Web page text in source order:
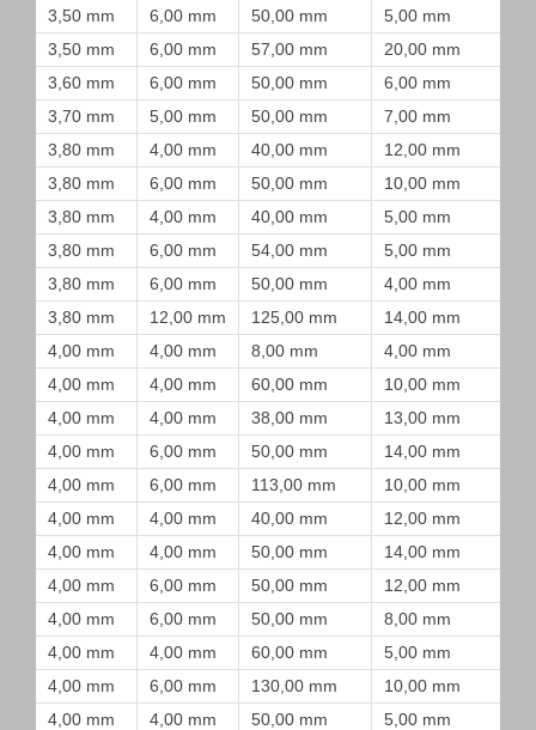
3,50 mm 6,00 mm 50,00 mm
5,00 mm
3,50 mm
6,00 mm 57,00 mm
20,00 mm
3,60 mm
6,00 mm 50,00 mm
6,00 mm
3,70 mm
5,00 mm 50,00 mm
7,00 mm
3,80 mm
4,00 mm 40,00 mm
12,00 mm
3,80 mm
6,00 mm 50,00 mm
10,00 mm
3,80 mm
4,00 mm 40,00 mm
5,00 mm
3,80 mm
6,00 mm 54,00 mm
5,00 mm
3,80 mm
6,00 mm 50,00 mm
4,00 mm
3,80 mm
12,00 mm 125,00 mm
14,00 mm
4,00 mm
4,00 mm 8,00 mm
4,00 mm
4,00 mm
4,00 mm 60,00 mm
10,00 mm
4,00 mm
4,00 mm 38,00 mm
13,00 mm
4,00 mm
6,00 mm 50,00 mm
14,00 mm
4,00 mm
6,00 mm 113,00 mm
10,00 mm
4,00 mm
4,00 mm 40,00 mm
12,00 mm
4,00 mm
4,00 mm 50,00 mm
14,00 mm
4,00 mm
6,00 mm 50,00 mm
12,00 mm
4,00 mm
6,00 mm 50,00 mm
8,00 mm
4,00 mm
4,00 mm 60,00 mm
5,00 mm
4,00 mm
6,00 mm 130,00 mm
10,00 mm
4,00 mm
4,00 mm 50,00 mm
5,00 mm